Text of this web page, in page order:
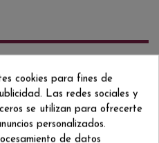
de las Highlands escocesas,
junto a la bahía de Sandend.
de primer y segundo llenado con
y equilibrio aromático. En nariz
cookies para fines de
Las redes sociales y
se utilizan para ofrecerte
personalizados.
de datos